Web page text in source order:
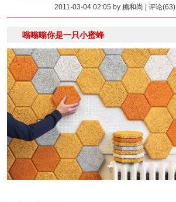
2011-03-04 02:05 by 糖和尚 | 评论(63)
嗡嗡嗡你是一只小蜜蜂